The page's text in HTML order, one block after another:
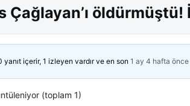
Çağlayan’ı
yanıt içerir, 1 izleyen vardır ve en son 1 ay 4 hafta önce
(toplam 1)